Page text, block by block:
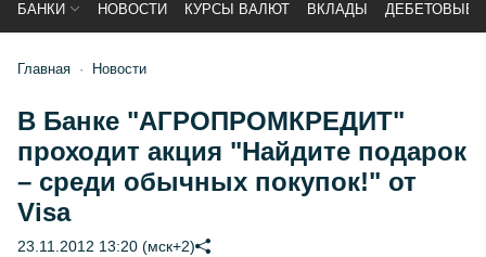
БАНКИ НОВОСТИ КУРСЫ ВАЛЮТ ВКЛАДЫ ДЕБЕТОВЫЕ
Главная Новости
В Банке "АГРОПРОМКРЕДИТ"
проходит акция "Найдите подарок
– среди обычных покупок!" от
Visa
23.11.2012 13:20 (мск+2)